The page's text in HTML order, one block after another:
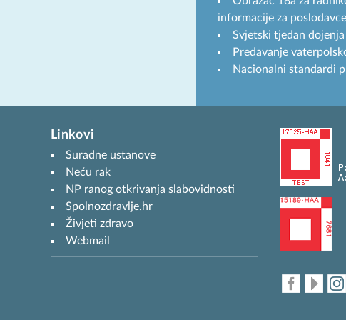
informacije za
Svjetski tjedan
Predavanje
Nacionalni standardi
Linkovi
Suradne ustanove
Neću rak
NP ranog otkrivanja slabovidnosti
Spolnozdravlje.hr
Živjeti zdravo
Webmail